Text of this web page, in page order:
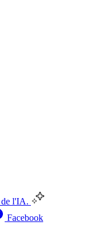
de l'IA.
Facebook